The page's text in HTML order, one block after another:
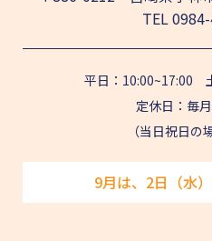
TEL
平日：10:00~17:00
定休日：毎
（当日祝日の
9月は、2日（水